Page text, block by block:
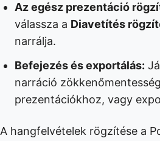
Az egész prezentáció
válassza a Diavetítés
narrálja.
Befejezés és exportálás:
narráció
prezentációkhoz, vagy
A hangfelvételek rögzítése a